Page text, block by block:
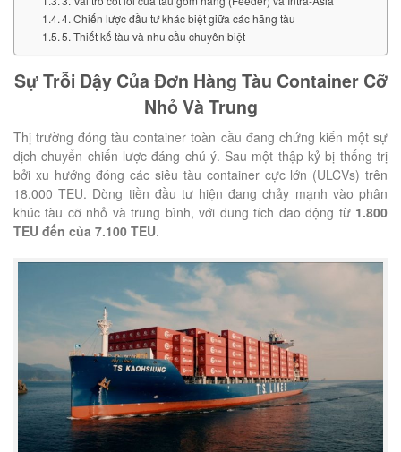
4. Chiến lược đầu tư khác biệt giữa các hãng tàu
5. Thiết kế tàu và nhu cầu chuyên biệt
Sự Trỗi Dậy Của Đơn Hàng Tàu Container Cỡ
Nhỏ Và Trung
Thị trường đóng tàu container toàn cầu đang chứng kiến một sự
dịch chuyển chiến lược đáng chú ý. Sau một thập kỷ bị thống trị
bởi xu hướng đóng các siêu tàu container cực lớn (ULCVs) trên
18.000 TEU. Dòng tiền đầu tư hiện đang chảy mạnh vào phân
khúc tàu cỡ nhỏ và trung bình, với dung tích dao động từ 1.800
TEU đến của 7.100 TEU.